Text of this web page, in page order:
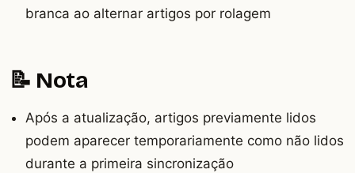
branca ao alternar artigos por rolagem
📝 Nota
Após a atualização, artigos previamente lidos
podem aparecer temporariamente como não lidos
durante a primeira sincronização